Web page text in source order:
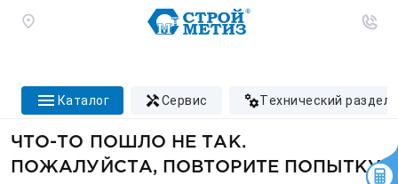
каталог сервис технический раздел
ЧТО-ТО ПОШЛО НЕ ТАК.
ПОЖАЛУЙСТА, ПОВТОРИТЕ ПОПЫТКУ